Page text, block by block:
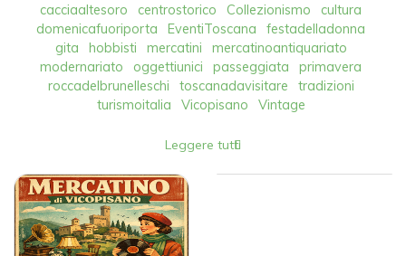
cacciaaltesoro
centrostorico Collezionismo
cultura
domenicafuoriporta
EventiToscana
festadelladonna
gita
hobbisti mercatini
mercatinoantiquariato
modernariato
oggettiunici passeggiata
primavera
roccadelbrunelleschi
toscanadavisitare
tradizioni
turismoitalia
Vicopisano Vintage
Leggere tutti